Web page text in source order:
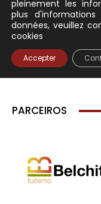
PARCEIROS